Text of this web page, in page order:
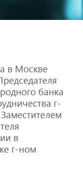
в Москве
банка
г-
в
г-ном